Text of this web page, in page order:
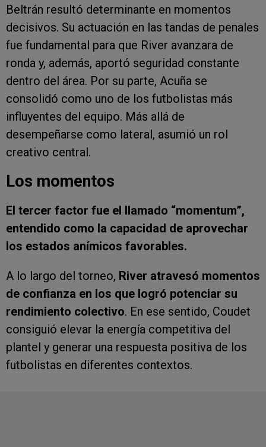
Beltrán resultó determinante en momentos
decisivos. Su actuación en las tandas de penales
fue fundamental para que River avanzara de
ronda y, además, aportó seguridad constante
dentro del área. Por su parte, Acuña se
consolidó como uno de los futbolistas más
influyentes del equipo. Más allá de
desempeñarse como lateral, asumió un rol
creativo central.
Los momentos
El tercer factor fue el llamado “momentum”,
entendido como la capacidad de aprovechar
los estados anímicos favorables.
A lo largo del torneo, River atravesó momentos
de confianza en los que logró potenciar su
rendimiento colectivo. En ese sentido, Coudet
consiguió elevar la energía competitiva del
plantel y generar una respuesta positiva de los
futbolistas en diferentes contextos.